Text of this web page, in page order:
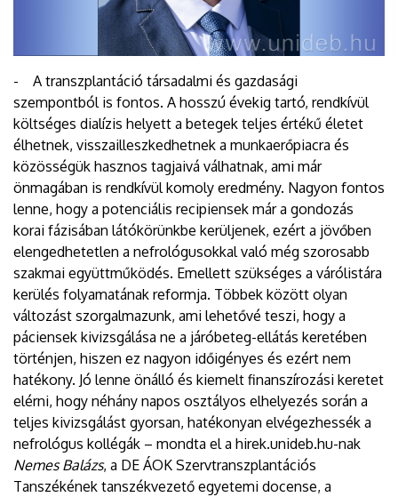
- A transzplantáció társadalmi és gazdasági
szempontból is fontos. A hosszú évekig tartó, rendkívül
költséges dialízis helyett a betegek teljes értékű életet
élhetnek, visszailleszkedhetnek a munkaerőpiacra és
közösségük hasznos tagjaivá válhatnak, ami már
önmagában is rendkívül komoly eredmény. Nagyon fontos
lenne, hogy a potenciális recipiensek már a gondozás
korai fázisában látókörünkbe kerüljenek, ezért a jövőben
elengedhetetlen a nefrológusokkal való még szorosabb
szakmai együttműködés. Emellett szükséges a várólistára
kerülés folyamatának reformja. Többek között olyan
változást szorgalmazunk, ami lehetővé teszi, hogy a
páciensek kivizsgálása ne a járóbeteg-ellátás keretében
történjen, hiszen ez nagyon időigényes és ezért nem
hatékony. Jó lenne önálló és kiemelt finanszírozási keretet
elérni, hogy néhány napos osztályos elhelyezés során a
teljes kivizsgálást gyorsan, hatékonyan elvégezhessék a
nefrológus kollégák – mondta el a hirek.unideb.hu-nak
Nemes Balázs, a DE ÁOK Szervtranszplantációs
Tanszékének tanszékvezető egyetemi docense, a